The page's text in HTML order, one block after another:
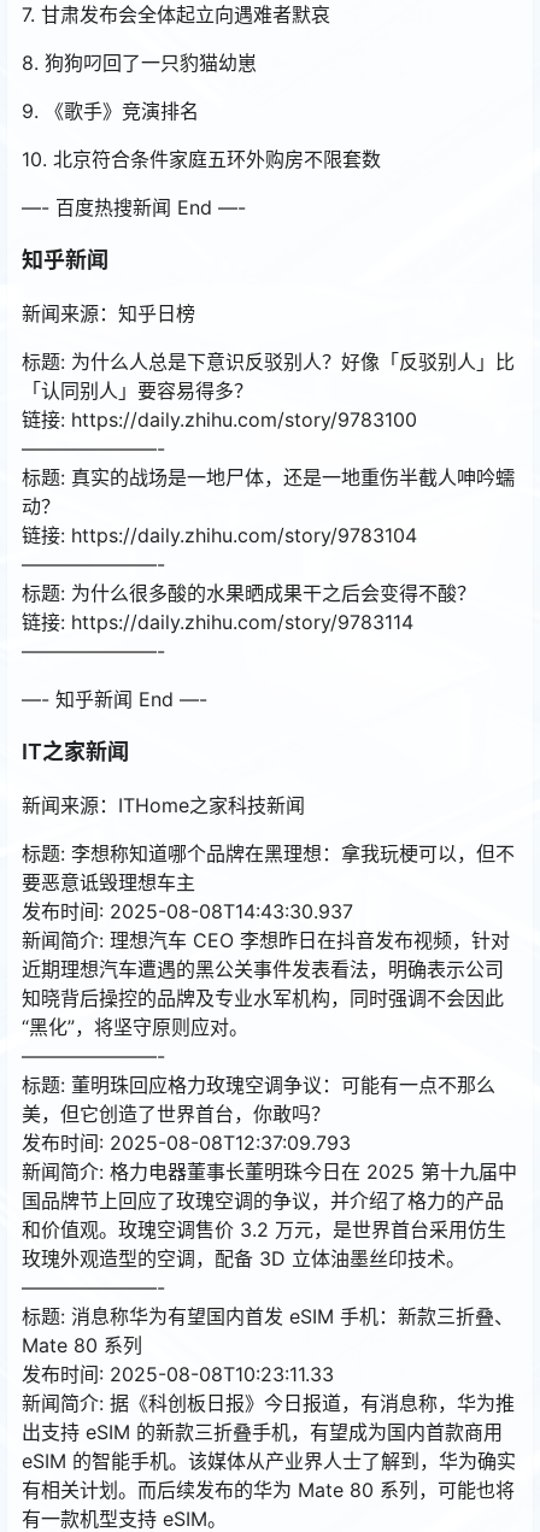
7. 甘肃发布会全体起立向遇难者默哀
8. 狗狗叼回了一只豹猫幼崽
9. 《歌手》竞演排名
10. 北京符合条件家庭五环外购房不限套数
—- 百度热搜新闻 End —-
知乎新闻
新闻来源：知乎日榜
标题: 为什么人总是下意识反驳别人？好像「反驳别人」比
「认同别人」要容易得多？
链接: https://daily.zhihu.com/story/9783100
———————-
标题: 真实的战场是一地尸体，还是一地重伤半截人呻吟蠕
动？
链接: https://daily.zhihu.com/story/9783104
———————-
标题: 为什么很多酸的水果晒成果干之后会变得不酸？
链接: https://daily.zhihu.com/story/9783114
———————-
—- 知乎新闻 End —-
IT之家新闻
新闻来源：ITHome之家科技新闻
标题: 李想称知道哪个品牌在黑理想：拿我玩梗可以，但不
要恶意诋毁理想车主
发布时间: 2025-08-08T14:43:30.937
新闻简介: 理想汽车 CEO 李想昨日在抖音发布视频，针对
近期理想汽车遭遇的黑公关事件发表看法，明确表示公司
知晓背后操控的品牌及专业水军机构，同时强调不会因此
“黑化”，将坚守原则应对。
———————-
标题: 董明珠回应格力玫瑰空调争议：可能有一点不那么
美，但它创造了世界首台，你敢吗？
发布时间: 2025-08-08T12:37:09.793
新闻简介: 格力电器董事长董明珠今日在 2025 第十九届中
国品牌节上回应了玫瑰空调的争议，并介绍了格力的产品
和价值观。玫瑰空调售价 3.2 万元，是世界首台采用仿生
玫瑰外观造型的空调，配备 3D 立体油墨丝印技术。
———————-
标题: 消息称华为有望国内首发 eSIM 手机：新款三折叠、
Mate 80 系列
发布时间: 2025-08-08T10:23:11.33
新闻简介: 据《科创板日报》今日报道，有消息称，华为推
出支持 eSIM 的新款三折叠手机，有望成为国内首款商用
eSIM 的智能手机。该媒体从产业界人士了解到，华为确实
有相关计划。而后续发布的华为 Mate 80 系列，可能也将
有一款机型支持 eSIM。